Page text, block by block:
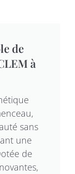
de
à
sans
une
de